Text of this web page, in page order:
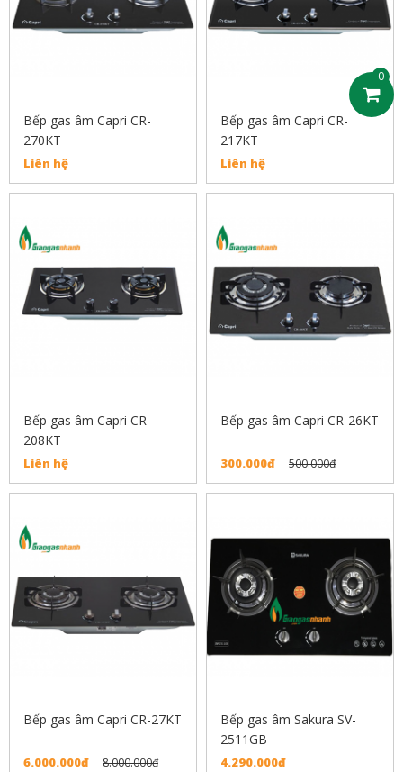
0
Bếp gas âm Capri CR-
270KT
Liên hệ
Bếp gas âm Capri CR-
217KT
Liên hệ
Bếp gas âm Capri CR-
208KT
Liên hệ
Bếp gas âm Capri CR-26KT
300.000đ 500.000đ
Bếp gas âm Capri CR-27KT
6.000.000đ 8.000.000đ
Bếp gas âm Sakura SV-
2511GB
4.290.000đ